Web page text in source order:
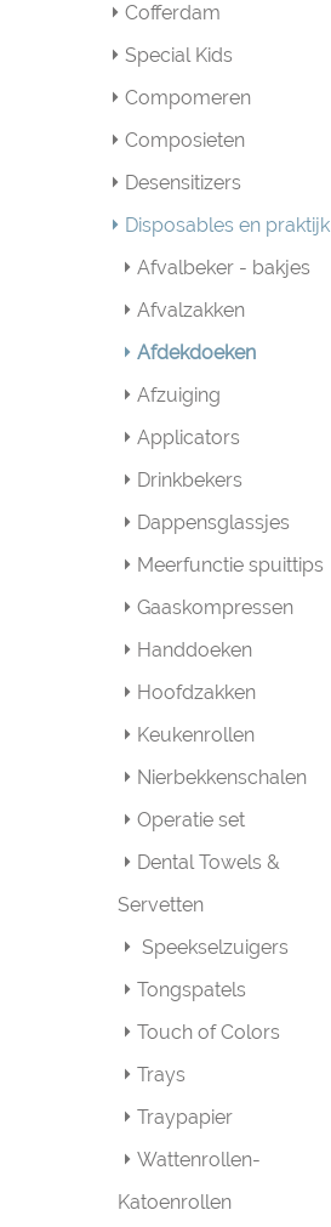
Cofferdam
Special Kids
Compomeren
Composieten
Desensitizers
Disposables en praktijk
Afvalbeker - bakjes
Afvalzakken
Afdekdoeken
Afzuiging
Applicators
Drinkbekers
Dappensglassjes
Meerfunctie spuittips
Gaaskompressen
Handdoeken
Hoofdzakken
Keukenrollen
Nierbekkenschalen
Operatie set
Dental Towels &
Servetten
Speekselzuigers
Tongspatels
Touch of Colors
Trays
Traypapier
Wattenrollen-
Katoenrollen